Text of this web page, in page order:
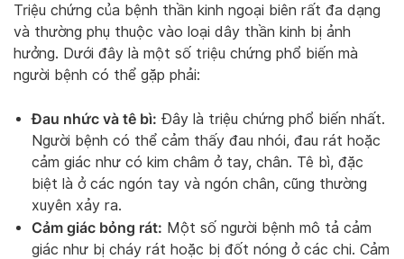
Triệu chứng của bệnh thần kinh ngoại biên rất đa dạng
và thường phụ thuộc vào loại dây thần kinh bị ảnh
hưởng. Dưới đây là một số triệu chứng phổ biến mà
người bệnh có thể gặp phải:
Đau nhức và tê bì: Đây là triệu chứng phổ biến nhất.
Người bệnh có thể cảm thấy đau nhói, đau rát hoặc
cảm giác như có kim châm ở tay, chân. Tê bì, đặc
biệt là ở các ngón tay và ngón chân, cũng thường
xuyên xảy ra.
Cảm giác bỏng rát: Một số người bệnh mô tả cảm
giác như bị cháy rát hoặc bị đốt nóng ở các chi. Cảm